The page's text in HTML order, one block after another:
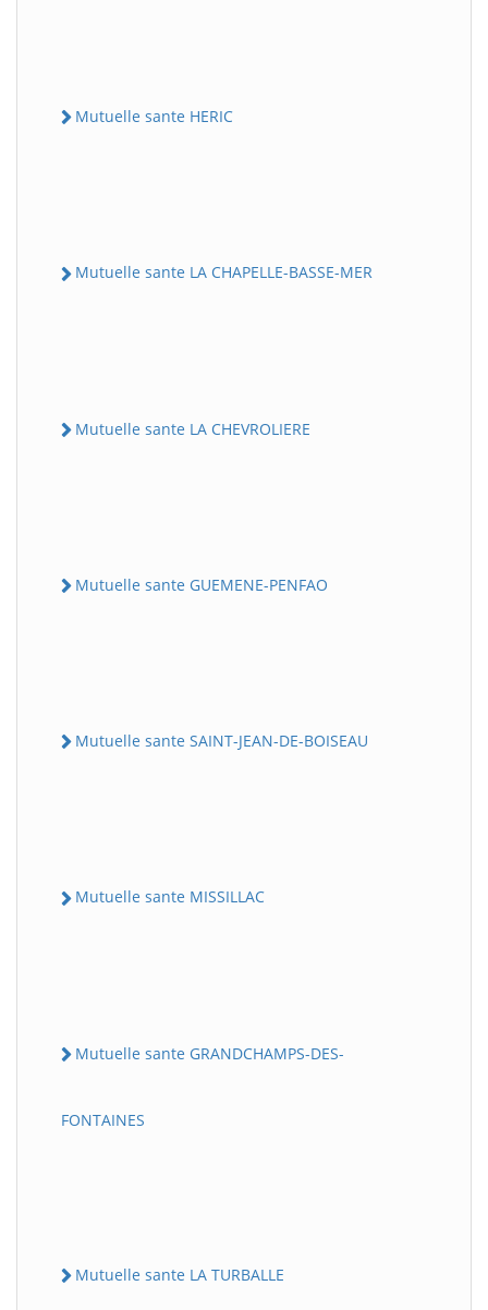
Mutuelle sante HERIC
Mutuelle sante LA CHAPELLE-BASSE-MER
Mutuelle sante LA CHEVROLIERE
Mutuelle sante GUEMENE-PENFAO
Mutuelle sante SAINT-JEAN-DE-BOISEAU
Mutuelle sante MISSILLAC
Mutuelle sante GRANDCHAMPS-DES-
FONTAINES
Mutuelle sante LA TURBALLE